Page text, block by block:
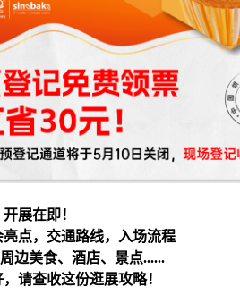
开展在即！
点，交通路线，入场流程
边美食、酒店、景点......
请查收这份逛展攻略！